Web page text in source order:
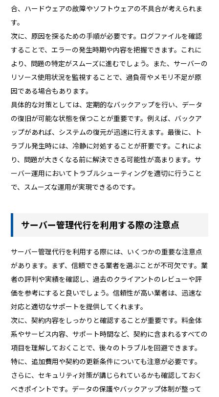
合、ハードウェアの故障やソフトウェアの不具合が考えられま
す。
次に、原因を探るための手順が必要です。ログファイルを確認
することで、エラーの発生時期や内容を把握できます。これに
より、問題の特定がスムーズに進むでしょう。また、サーバーの
リソース使用状況を監視することで、過負荷やメモリ不足が原
因である場合もあります。
具体的な対策としては、定期的なバックアップを行い、データ
の復旧が可能な状態を保つことが重要です。例えば、バックア
ップがあれば、システムの復元が迅速に行えます。最後に、ト
ラブル発生時には、冷静に対処することが肝要です。これによ
り、問題が大きくなる前に解決できる可能性が高まります。サ
ーバー運用においてトラブルシューティングを適切に行うこと
で、スムーズな運用が実現できるのです。
サーバー管理代行を利用する際の注意点
サーバー管理代行を利用する際には、いくつかの重要な注意点
があります。まず、信頼できる業者を選ぶことが不可欠です。業
者の評判や実績を確認し、過去のクライアントのレビューや評
価を参考にすると良いでしょう。信頼性が高い業者は、迅速な
対応と適切なサポートを提供してくれます。
次に、契約内容をしっかりと確認することが重要です。料金体
系やサービス内容、サポート時間など、契約に含まれるすべての
項目を理解しておくことで、後々のトラブルを回避できます。
特に、追加費用や契約の更新条件についても注意が必要です。
さらに、セキュリティ対策が講じられているかも確認しておく
べきポイントです。データの保護やバックアップ体制が整って